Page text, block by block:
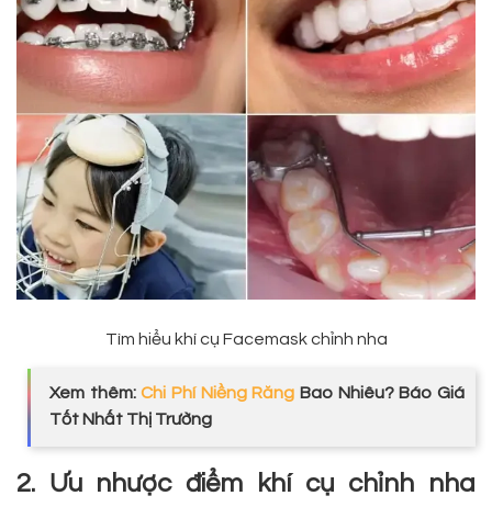
Tìm hiểu khí cụ Facemask chỉnh nha
Xem thêm:Chi Phí Niềng Răng Bao Nhiêu? Báo Giá
Tốt Nhất Thị Trường
2. Ưu nhược điểm khí cụ chỉnh nha